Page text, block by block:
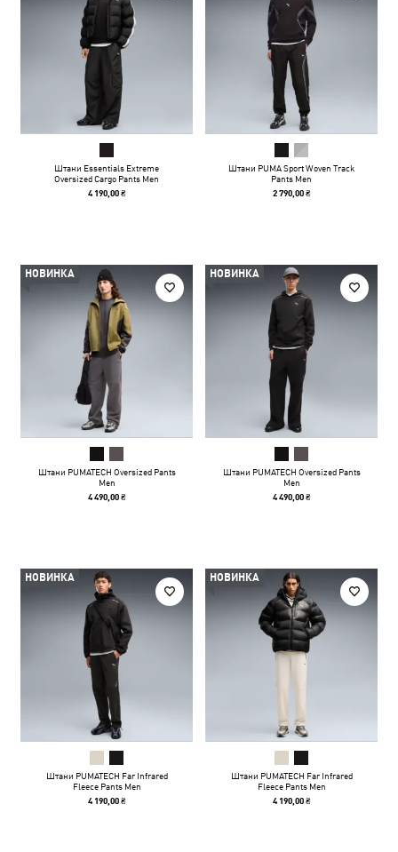
Штани Essentials Extreme
Oversized Cargo Pants Men
4 190,00 ₴
Штани PUMA Sport Woven Track
Pants Men
2 790,00 ₴
НОВИНКА
Штани PUMATECH Oversized Pants
Men
4 490,00 ₴
НОВИНКА
Штани PUMATECH Oversized Pants
Men
4 490,00 ₴
НОВИНКА
Штани PUMATECH Far Infrared
Fleece Pants Men
4 190,00 ₴
НОВИНКА
Штани PUMATECH Far Infrared
Fleece Pants Men
4 190,00 ₴